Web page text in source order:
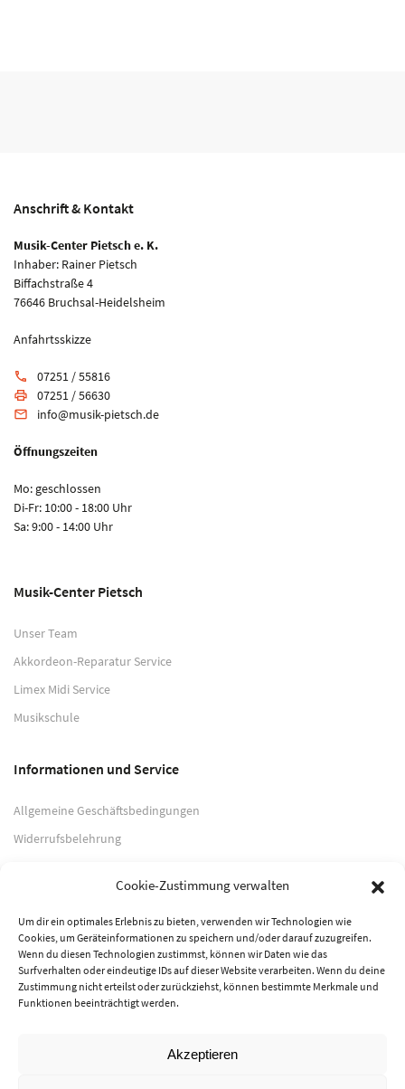
Cookie-Zustimmung verwalten
Um dir ein optimales Erlebnis zu bieten, verwenden wir Technologien wie
Cookies, um Geräteinformationen zu speichern und/oder darauf zuzugreifen.
Wenn du diesen Technologien zustimmst, können wir Daten wie das
Surfverhalten oder eindeutige IDs auf dieser Website verarbeiten. Wenn du deine
Zustimmung nicht erteilst oder zurückziehst, können bestimmte Merkmale und
Funktionen beeinträchtigt werden.
Akzeptieren
Anschrift & Kontakt
Musik-Center Pietsch e. K.
Inhaber: Rainer Pietsch
Biffachstraße 4
76646 Bruchsal-Heidelsheim
Anfahrtsskizze
phone 07251 / 55816
print 07251 / 56630
email info@musik-pietsch.de
Öffnungszeiten
Mo: geschlossen
Di-Fr: 10:00 - 18:00 Uhr
Sa: 9:00 - 14:00 Uhr
Musik-Center Pietsch
Unser Team
Akkordeon-Reparatur Service
Limex Midi Service
Musikschule
Informationen und Service
Allgemeine Geschäftsbedingungen
Widerrufsbelehrung
Datenschutzerklärung
Zahlungsarten
PayPal